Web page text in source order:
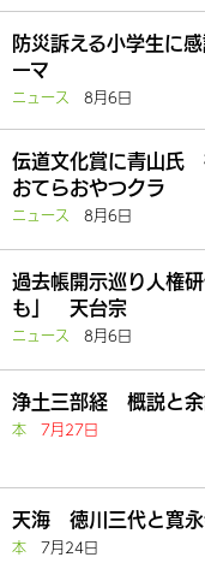
防災訴える小学生に
ーマ
ニュース 8月6日
伝道文化賞に青山氏
おてらおやつクラ
ニュース 8月6日
過去帳開示巡り人権
も」 天台宗
ニュース 8月6日
浄土三部経 概説と
本 7月27日
天海 徳川三代と寛
本 7月24日